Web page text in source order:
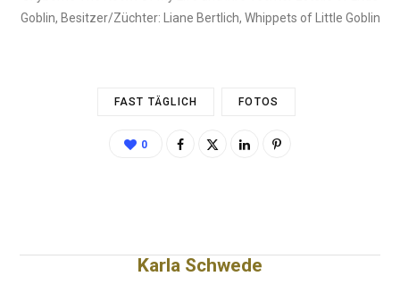
Goblin, Besitzer/Züchter: Liane Bertlich, Whippets of Little Goblin
FAST TÄGLICH FOTOS
0
Karla Schwede